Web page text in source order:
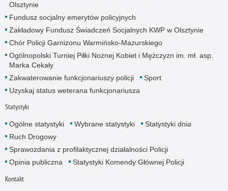
Olsztynie
Fundusz socjalny emerytów policyjnych
Zakładowy Fundusz Świadczeń Socjalnych KWP w Olsztynie
Chór Policji Garnizonu Warmińsko-Mazurskiego
Ogólnopolski Turniej Piłki Nożnej Kobiet i Mężczyzn im. mł. asp.
Marka Cekały
Zakwaterowanie funkcjonariuszy policji
Sport
Uzyskaj status weterana funkcjonariusza
Statystyki
Ogólne statystyki Wybrane statystyki
Statystyki dnia
Ruch Drogowy
Sprawozdania z profilaktycznej działalności Policji
Opinia publiczna
Statystyki Komendy Głównej Policji
Kontakt